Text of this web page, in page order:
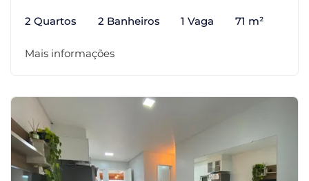
2 Quartos 2 Banheiros 1 Vaga 71 m²
Mais informações